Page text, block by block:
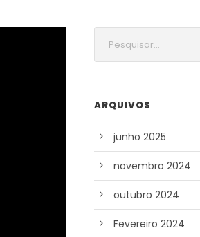
ARQUIVOS
junho 2025
novembro 2024
outubro 2024
Fevereiro 2024